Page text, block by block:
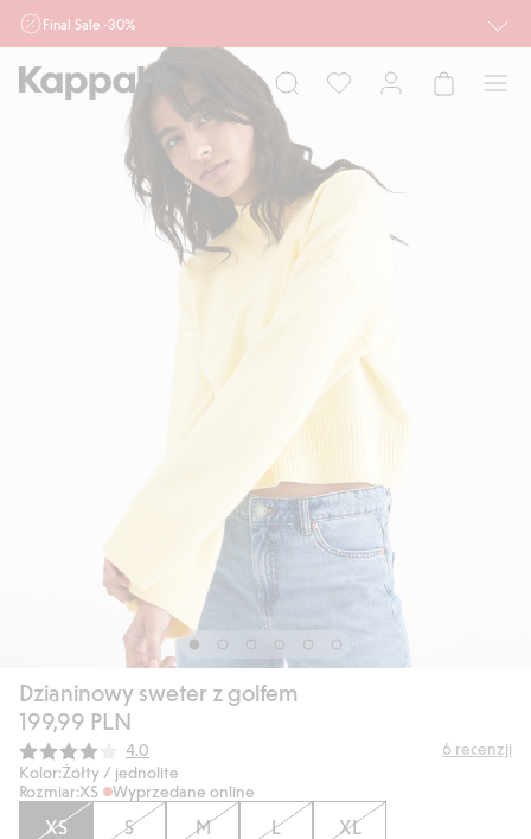
Final Sale -30%
Ważne przy zakupie min. 2 sztuk produktów włączonych w ofertę, również z
działu outlet do 10.8 w sklepach Kappahl i Newbie oraz na kappahl.com. Ofert
nie łączymy
Mężczyzna Dziecko
Dzianinowy sweter z golfem
199,99 PLN
Średnia ocena:
4.0 6 recenzji
Kolor:Żółty / jednolite
Rozmiar:XS Wyprzedane online
XS S M L XL